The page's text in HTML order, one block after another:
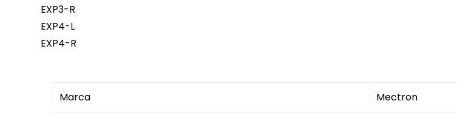
EXP3-R
EXP4-L
EXP4-R
Marca Mectron